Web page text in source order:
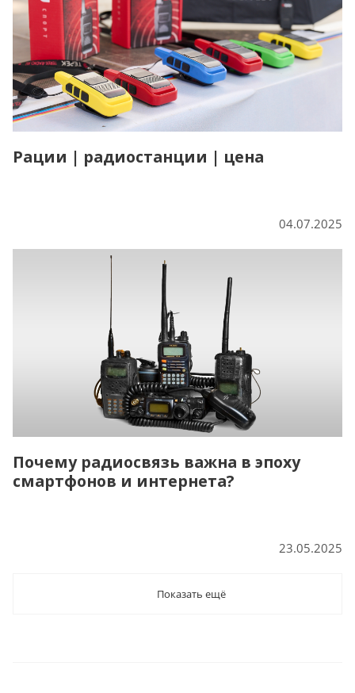
Рации | радиостанции | цена
04.07.2025
Почему радиосвязь важна в эпоху
смартфонов и интернета?
23.05.2025
Показать ещё